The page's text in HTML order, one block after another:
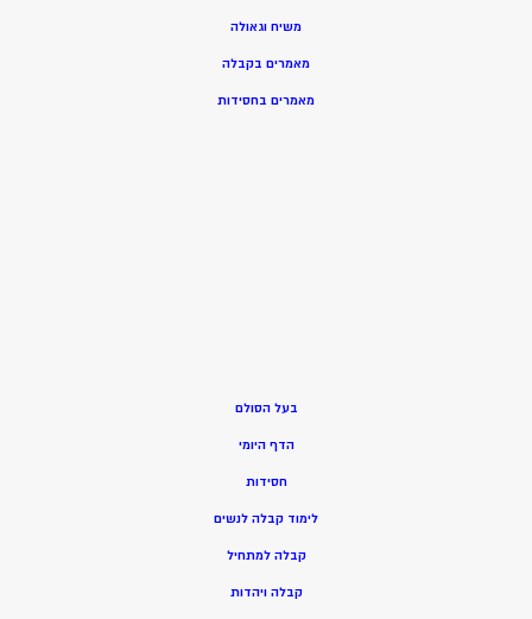
משיח וגאולה
מאמרים בקבלה
מאמרים בחסידות
בעל הסולם
הדף היומי
חסידות
לימוד קבלה לנשים
קבלה למתחיל
קבלה ויהדות